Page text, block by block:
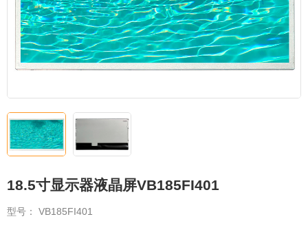
18.5寸显示器液晶屏VB185FI401
型号： VB185FI401